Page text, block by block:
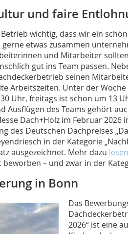
und faire
Betrieb wichtig, dass wir ein
etwas zusammen
und Mitarbeiter
gut ins Team passen.
seinen
Arbeitszeiten. Unter der
Uhr, freitags ist schon um 13
Ausflügen des Teams gehört
Dach+Holz im Februar 2026
des Deutschen Dachpreises
in der Kategorie
ausgezeichnet. Mehr dazu
– und zwar in der
in Bonn
Das
2026“ ist eine